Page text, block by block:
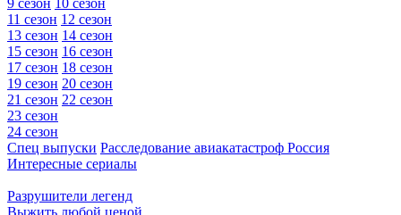
9 сезон 10 сезон
11 сезон 12 сезон
13 сезон 14 сезон
15 сезон 16 сезон
17 сезон 18 сезон
19 сезон 20 сезон
21 сезон 22 сезон
23 сезон
24 сезон
Спец выпуски Расследование авиакатастроф Россия
Интересные сериалы
Разрушители легенд
Выжить любой ценой